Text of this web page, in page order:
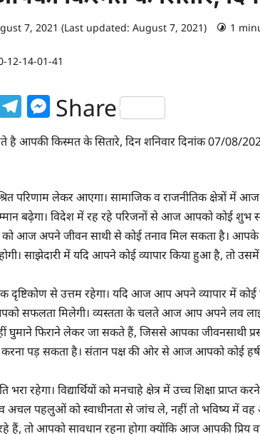
7, 2021 (Last updated: August 7, 2021) 1
Telegram
Messenger
Share
है आपकी किस्मत के सितारे, दिन शनिवार दिनांक 07/08/
परिणाम लेकर आएगा। सामाजिक व राजनीतिक क्षेत्रों में आज
बढ़ेगा। विदेश में रह रहे परिजनों से आज आपको कोई शुभ
को आज अपने जीवन साथी से कोई तनाव मिल सकता है।
साझेदारी में यदि आपने कोई व्यापार किया हुआ है, तो
से उत्तम रहेगा। यदि आज आप अपने व्यापार में कोई
सफलता मिलेगी। व्यस्तता के चलते आज आप अपने लव
फिराने लेकर जा सकते हैं, जिससे आपका जीवनसाथी
पड़ सकता है। संतान पक्ष की ओर से आज आपको कोई
रहेगा। विद्यार्थियों को मनचाहे क्षेत्र में उच्च शिक्षा
अचल पहलुओं को स्वाधीनता से जांच ले, नहीं तो भविष्य में
रहे हैं, तो आपको सावधान रहना होगा क्योंकि आज आपकी